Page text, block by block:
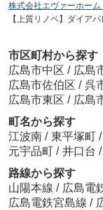
株式会社エヴァーホーム
【上質リノベ】ダイア
市区町村から探す
広島市中区 / 広島
広島市佐伯区 / 呉
広島市東区 / 広島
町名から探す
江波南 / 東平塚町 /
元宇品町 / 井口台 /
路線から探す
山陽本線 / 広島電
広島電鉄宮島線 /